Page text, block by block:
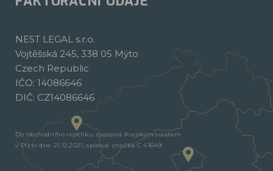
NEST LEGAL s.r.o.
Vojtěšská 245, 338 05 Mýto
Czech Republic
IČO: 14086646
DIČ: CZ14086646
Do obchodního rejstříku zapsaná Krajským soudem
v Plzni dne 21.12.2021, spisová značka C 41649.